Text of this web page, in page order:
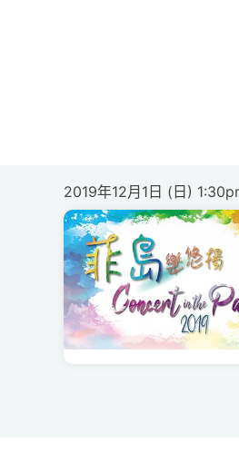
2019年12月1日 (日)